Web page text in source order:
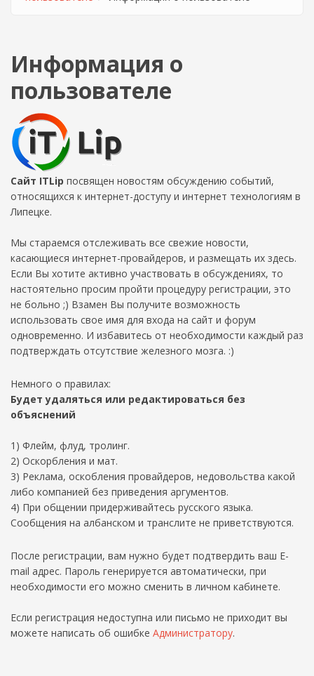
Информация о
пользователе
Сайт ITLip посвящен новостям обсуждению событий,
относящихся к интернет-доступу и интернет технологиям в
Липецке.
Мы стараемся отслеживать все свежие новости,
касающиеся интернет-провайдеров, и размещать их здесь.
Если Вы хотите активно участвовать в обсуждениях, то
настоятельно просим пройти процедуру регистрации, это
не больно ;) Взамен Вы получите возможность
использовать свое имя для входа на сайт и форум
одновременно. И избавитесь от необходимости каждый раз
подтверждать отсутствие железного мозга. :)
Немного о правилах:
Будет удаляться или редактироваться без
объяснений
1) Флейм, флуд, тролинг.
2) Оскорбления и мат.
3) Реклама, оскобления провайдеров, недовольства какой
либо компанией без приведения аргументов.
4) При общении придерживайтесь русского языка.
Сообщения на албанском и транслите не приветствуются.
После регистрации, вам нужно будет подтвердить ваш E-
mail адрес. Пароль генерируется автоматически, при
необходимости его можно сменить в личном кабинете.
Если регистрация недоступна или письмо не приходит вы
можете написать об ошибке Администратору.